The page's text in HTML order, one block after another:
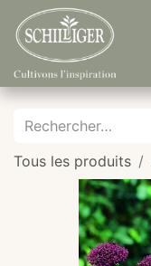
Tous les produits